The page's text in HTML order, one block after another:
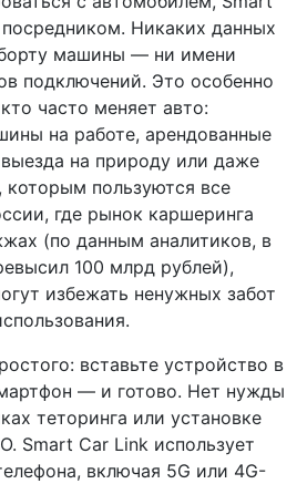
Никаких данных
борту машины — ни имени
подключений. Это особенно
часто меняет авто:
на работе, арендованные
на природу или даже
пользуются все
где рынок каршеринга
(по данным аналитиков, в
100 млрд рублей),
избежать ненужных забот
вставьте устройство в
— и готово. Нет нужды
теторинга или установке
Smart Car Link использует
включая 5G или 4G-